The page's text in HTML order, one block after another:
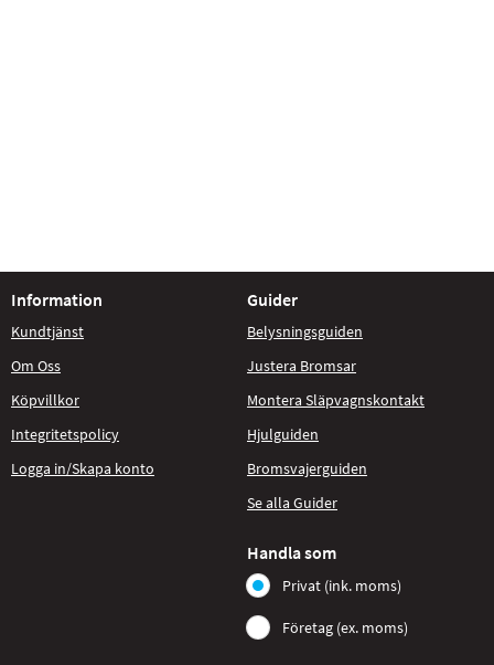
Information
Kundtjänst
Om Oss
Köpvillkor
Integritetspolicy
Logga in/Skapa konto
Guider
Belysningsguiden
Justera Bromsar
Montera Släpvagnskontakt
Hjulguiden
Bromsvajerguiden
Se alla Guider
Handla som
Privat (ink. moms)
Företag (ex. moms)